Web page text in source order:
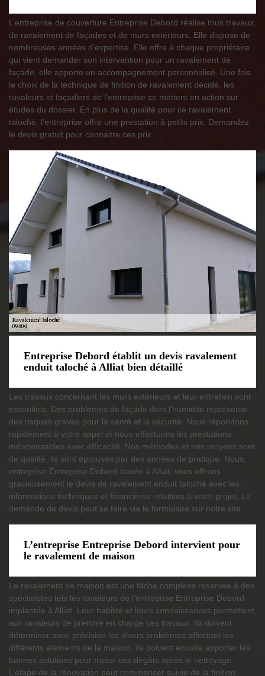
L’entreprise de couverture Entreprise Debord réalise tous travaux
de ravalement de façades et de murs extérieurs. Elle dispose de
nombreuses années d’expertise. Elle offre à chaque propriétaire
qui vient demander son intervention pour un ravalement de
façade, elle apporte un accompagnement personnalisé. Une fois
le choix de la technique de finition de ravalement décidé, les
ravaleurs et façadiers de l’entreprise se mettent en action sur
études du dossier. En plus de la qualité pour ce ravalement
taloché, l’entreprise offre une prestation à petits prix. Demandez
le devis gratuit pour connaitre ces prix.
Entreprise Debord établit un devis ravalement
enduit taloché à Alliat bien détaillé
Les travaux concernant les murs extérieurs et leur entretien sont
essentiels. Des problèmes de façade dont l’humidité représente
des risques graves pour la santé et la sécurité. Nous répondons
rapidement à votre appel et nous effectuons les prestations
indispensables avec efficacité. Nos méthodes et nos moyens sont
de qualité, ils sont éprouvés par des années de pratique. Nous,
entreprise Entreprise Debord basée à Alliat, vous offrons
gracieusement le devis de ravalement enduit taloché avec les
informations techniques et financières relatives à votre projet. La
demande de devis peut se faire via le formulaire sur notre site.
L’entreprise Entreprise Debord intervient pour
le ravalement de maison
Le ravalement de maison est une tâche complexe réservée à des
spécialistes tels les ravaleurs de l’entreprise Entreprise Debord
implantée à Alliat. Leur habilité et leurs connaissances permettent
aux ravaleurs de prendre en charge ces travaux. Ils doivent
déterminer avec précision les divers problèmes affectant les
différents éléments de la maison. Ils doivent ensuite apporter les
bonnes solutions pour traiter ces dégâts après le nettoyage.
L’étape de la rénovation peut commencer suivie de la finition.